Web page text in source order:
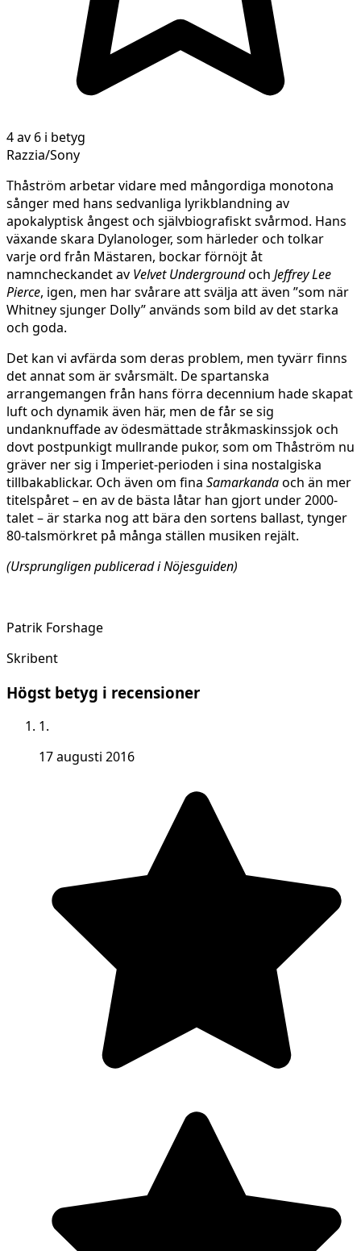
4 av 6 i betyg
Razzia/Sony
Thåström arbetar vidare med mångordiga monotona
sånger med hans sedvanliga lyrikblandning av
apokalyptisk ångest och självbiografiskt svårmod. Hans
växande skara Dylanologer, som härleder och tolkar
varje ord från Mästaren, bockar förnöjt åt
namncheckandet av Velvet Undergroundoch Jeffrey Lee
Pierce, igen, men har svårare att svälja att även ”som när
Whitney sjunger Dolly” används som bild av det starka
och goda.
Det kan vi avfärda som deras problem, men tyvärr finns
det annat som är svårsmält. De spartanska
arrangemangen från hans förra decennium hade skapat
luft och dynamik även här, men de får se sig
undanknuffade av ödesmättade stråkmaskinssjok och
dovt postpunkigt mullrande pukor, som om Thåström nu
gräver ner sig i Imperiet-perioden i sina nostalgiska
tillbakablickar. Och även om fina Samarkandaoch än mer
titelspåret – en av de bästa låtar han gjort under 2000-
talet – är starka nog att bära den sortens ballast, tynger
80-talsmörkret på många ställen musiken rejält.
(Ursprungligen publicerad i Nöjesguiden)
Patrik Forshage
Skribent
Högst betyg i recensioner
1.
17 augusti 2016